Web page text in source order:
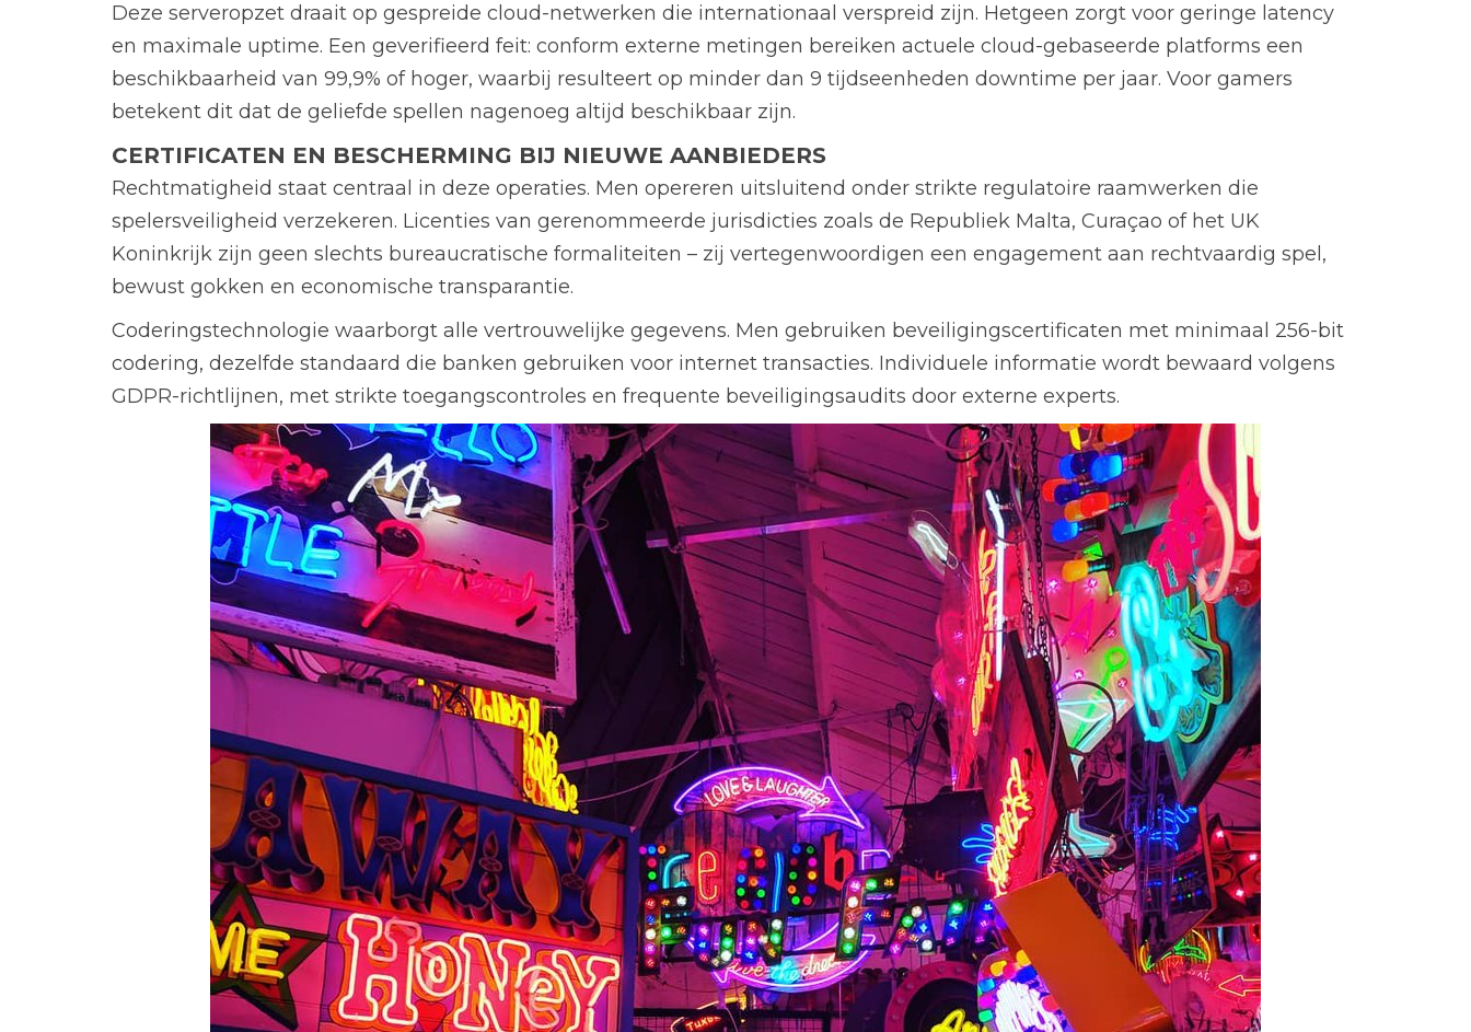
Deze serveropzet draait op gespreide cloud-netwerken die internationaal verspreid zijn. Hetgeen zorgt voor geringe latency
en maximale uptime. Een geverifieerd feit: conform externe metingen bereiken actuele cloud-gebaseerde platforms een
beschikbaarheid van 99,9% of hoger, waarbij resulteert op minder dan 9 tijdseenheden downtime per jaar. Voor gamers
betekent dit dat de geliefde spellen nagenoeg altijd beschikbaar zijn.
CERTIFICATEN EN BESCHERMING BIJ NIEUWE AANBIEDERS
Rechtmatigheid staat centraal in deze operaties. Men opereren uitsluitend onder strikte regulatoire raamwerken die
spelersveiligheid verzekeren. Licenties van gerenommeerde jurisdicties zoals de Republiek Malta, Curaçao of het UK
Koninkrijk zijn geen slechts bureaucratische formaliteiten – zij vertegenwoordigen een engagement aan rechtvaardig spel,
bewust gokken en economische transparantie.
Coderingstechnologie waarborgt alle vertrouwelijke gegevens. Men gebruiken beveiligingscertificaten met minimaal 256-bit
codering, dezelfde standaard die banken gebruiken voor internet transacties. Individuele informatie wordt bewaard volgens
GDPR-richtlijnen, met strikte toegangscontroles en frequente beveiligingsaudits door externe experts.